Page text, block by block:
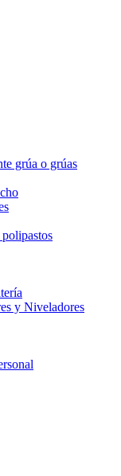
grúa o grúas
y Niveladores